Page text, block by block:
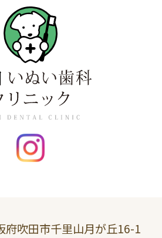
府吹田市千里山月が丘16-1